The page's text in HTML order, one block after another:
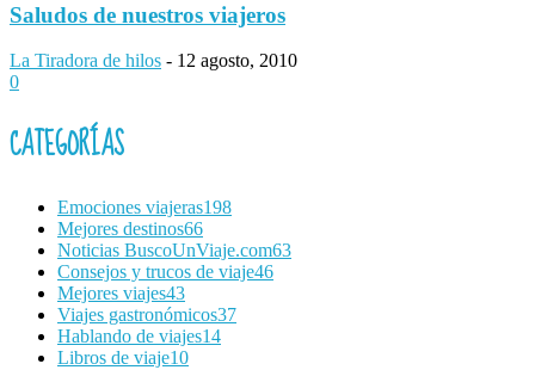
Saludos de nuestros viajeros
La Tiradora de hilos - 12 agosto, 2010
0
CATEGORÍAS
Emociones viajeras198
Mejores destinos66
Noticias BuscoUnViaje.com63
Consejos y trucos de viaje46
Mejores viajes43
Viajes gastronómicos37
Hablando de viajes14
Libros de viaje10